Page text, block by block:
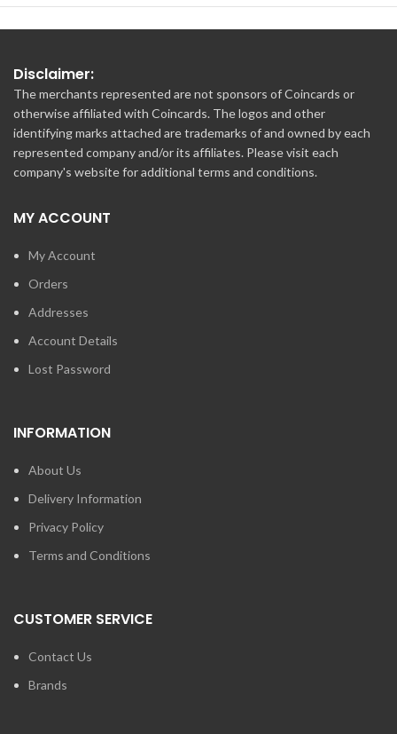
Disclaimer:
The merchants represented are not sponsors of Coincards or
otherwise affiliated with Coincards. The logos and other
identifying marks attached are trademarks of and owned by each
represented company and/or its affiliates. Please visit each
company's website for additional terms and conditions.
MY ACCOUNT
My Account
Orders
Addresses
Account Details
Lost Password
INFORMATION
About Us
Delivery Information
Privacy Policy
Terms and Conditions
CUSTOMER SERVICE
Contact Us
Brands